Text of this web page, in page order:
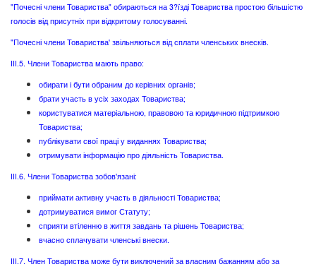
"Почесні члени Товариства" обираються на 3?їзді Товариства простою більшістю
голосів від присутніх при відкритому голосуванні.
"Почесні члени Товариства' звільняються від сплати членських внесків.
III.5. Члени Товариства мають право:
обирати і бути обраним до керівних органів;
брати участь в усіх заходах Товариства;
користуватися матеріальною, правовою та юридичною підтримкою
Товариства;
публікувати свої праці у виданнях Товариства;
отримувати інформацію про діяльність Товариства.
III.6. Члени Товариства зобов'язані:
приймати активну участь в діяльності Товариства;
дотримуватися вимог Статуту;
сприяти втіленню в життя завдань та рішень Товариства;
вчасно сплачувати членські внески.
III.7. Член Товариства може бути виключений за власним бажанням або за